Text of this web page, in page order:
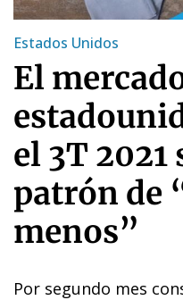
Estados Unidos
El
el 3T
patrón de
menos”
Por segundo mes